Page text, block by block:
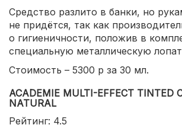
Средство разлито в банки, но
не придётся, так как
о гигиеничности, положив в
специальную металлическую
Стоимость – 5300 р за 30 мл.
ACADEMIE MULTI-EFFECT TINTED
NATURAL
Рейтинг: 4.5